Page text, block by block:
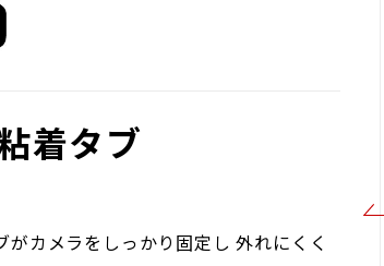
着タブ
がカメラをしっかり固定し 外れにくく